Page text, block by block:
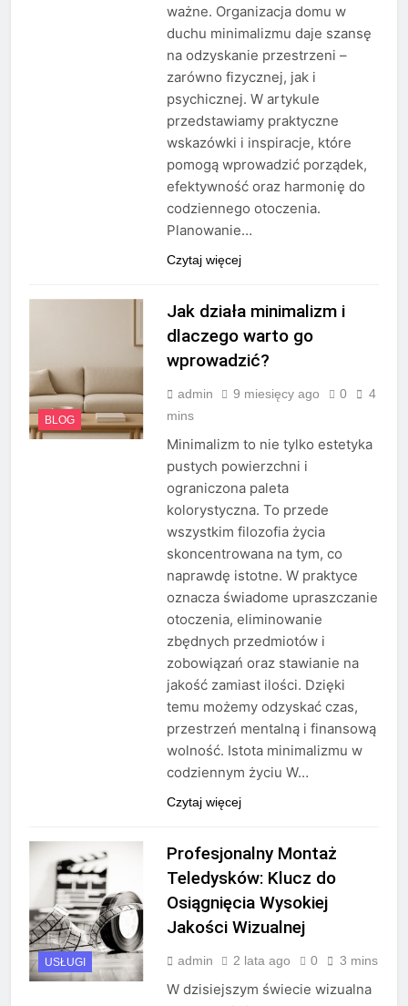
ważne. Organizacja domu w
duchu minimalizmu daje szansę
na odzyskanie przestrzeni –
zarówno fizycznej, jak i
psychicznej. W artykule
przedstawiamy praktyczne
wskazówki i inspiracje, które
pomogą wprowadzić porządek,
efektywność oraz harmonię do
codziennego otoczenia.
Planowanie…
Czytaj więcej
BLOG
Jak działa minimalizm i
dlaczego warto go
wprowadzić?
admin 9 miesięcy ago 0
4
mins
Minimalizm to nie tylko estetyka
pustych powierzchni i
ograniczona paleta
kolorystyczna. To przede
wszystkim filozofia życia
skoncentrowana na tym, co
naprawdę istotne. W praktyce
oznacza świadome upraszczanie
otoczenia, eliminowanie
zbędnych przedmiotów i
zobowiązań oraz stawianie na
jakość zamiast ilości. Dzięki
temu możemy odzyskać czas,
przestrzeń mentalną i finansową
wolność. Istota minimalizmu w
codziennym życiu W…
Czytaj więcej
USŁUGI
Profesjonalny Montaż
Teledysków: Klucz do
Osiągnięcia Wysokiej
Jakości Wizualnej
admin 2 lata ago 0 3 mins
W dzisiejszym świecie wizualna